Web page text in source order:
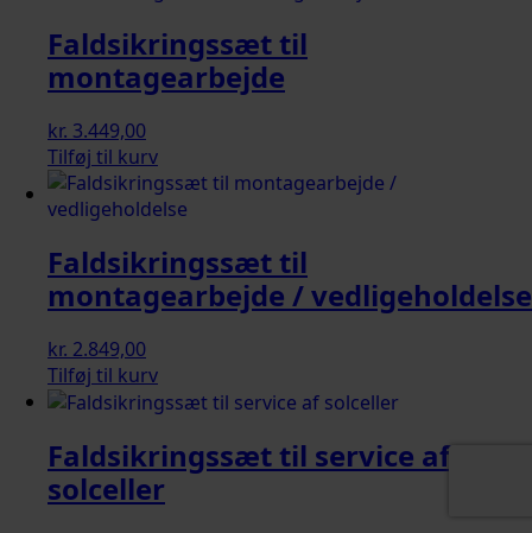
Faldsikringssæt til
montagearbejde
kr. 3.449,00
Tilføj til kurv
Faldsikringssæt til
montagearbejde / vedligeholdelse
kr. 2.849,00
Tilføj til kurv
Faldsikringssæt til service af
solceller